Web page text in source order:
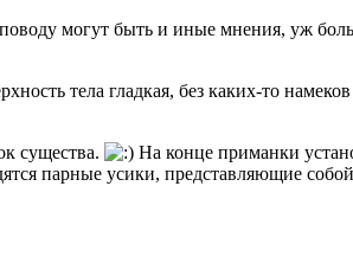
могут быть и иные мнения, уж
тела гладкая, без каких-то
существа.
На конце приманки
парные усики, представляющие